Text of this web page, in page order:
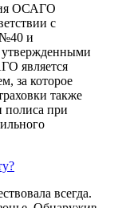
ОСАГО
с
№40 и
утвержденными
является
за которое
также
полиса при
всегда.